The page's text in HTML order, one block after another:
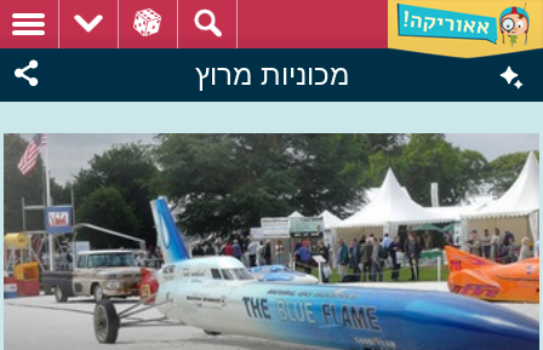
מכוניות מרוץ